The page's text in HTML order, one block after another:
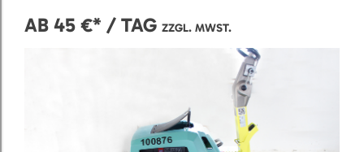
AB 45 €* / TAG ZZGL. MWST.